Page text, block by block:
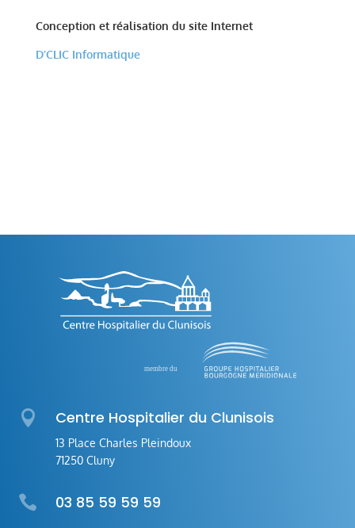
Conception et réalisation du site Internet
D’CLIC Informatique
 Centre Hospitalier du Clunisois
13 Place Charles Pleindoux
71250 Cluny
 03 85 59 59 59